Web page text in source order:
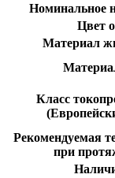
Номинальное
Цвет
Материал
Класс
Рекомендуемая
при